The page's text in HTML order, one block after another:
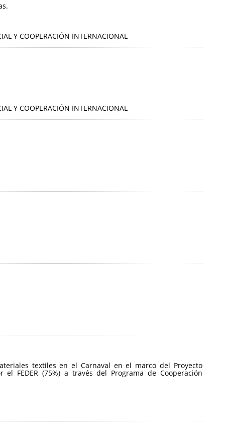
Y COOPERACIÓN INTERNACIONAL
Y COOPERACIÓN INTERNACIONAL
textiles en el Carnaval en el marco del Proyecto
el FEDER (75%) a través del Programa de Cooperación